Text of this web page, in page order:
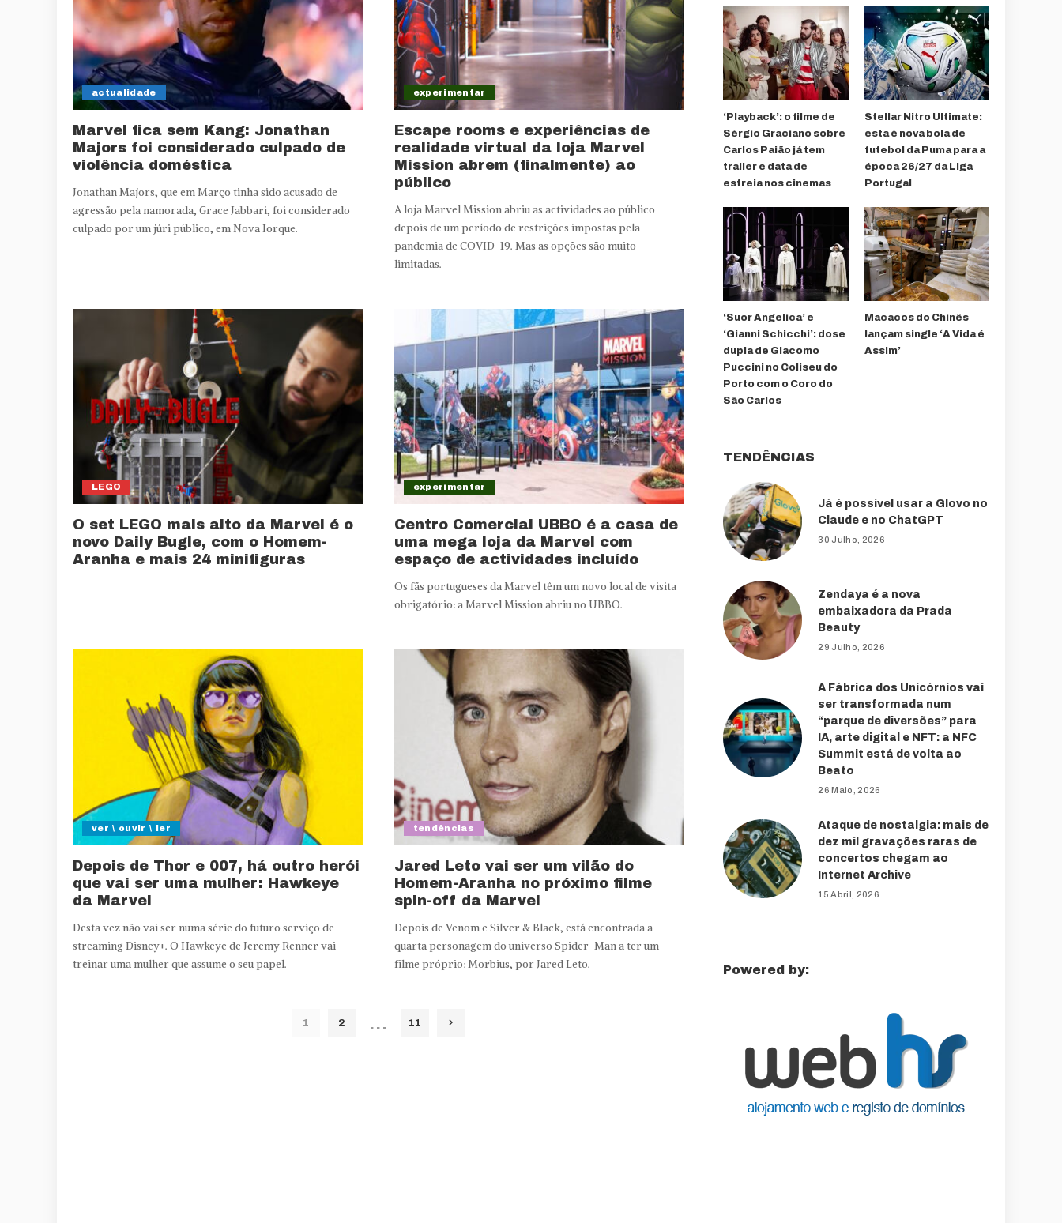
actualidade
Marvel fica sem Kang: Jonathan
Majors foi considerado culpado de
violência doméstica
Jonathan Majors, que em Março tinha sido acusado de
agressão pela namorada, Grace Jabbari, foi considerado
culpado por um júri público, em Nova Iorque.
experimentar
Escape rooms e experiências de
realidade virtual da loja Marvel
Mission abrem (finalmente) ao
público
A loja Marvel Mission abriu as actividades ao público
depois de um período de restrições impostas pela
pandemia de COVID-19. Mas as opções são muito
limitadas.
LEGO
O set LEGO mais alto da Marvel é o
novo Daily Bugle, com o Homem-
Aranha e mais 24 minifiguras
experimentar
Centro Comercial UBBO é a casa de
uma mega loja da Marvel com
espaço de actividades incluído
Os fãs portugueses da Marvel têm um novo local de visita
obrigatório: a Marvel Mission abriu no UBBO.
ver \ ouvir \ ler
Depois de Thor e 007, há outro herói
que vai ser uma mulher: Hawkeye
da Marvel
Desta vez não vai ser numa série do futuro serviço de
streaming Disney+. O Hawkeye de Jeremy Renner vai
treinar uma mulher que assume o seu papel.
tendências
Jared Leto vai ser um vilão do
Homem-Aranha no próximo filme
spin-off da Marvel
Depois de Venom e Silver & Black, está encontrada a
quarta personagem do universo Spider-Man a ter um
filme próprio: Morbius, por Jared Leto.
1 2 … 11
‘Playback’: o filme de
Sérgio Graciano sobre
Carlos Paião já tem
trailer e data de
estreia nos cinemas
Stellar Nitro Ultimate:
esta é nova bola de
futebol da Puma para a
época 26/27 da Liga
Portugal
‘Suor Angelica’ e
‘Gianni Schicchi’: dose
dupla de Giacomo
Puccini no Coliseu do
Porto com o Coro do
São Carlos
Macacos do Chinês
lançam single ‘A Vida é
Assim’
TENDÊNCIAS
Já é possível usar a Glovo no
Claude e no ChatGPT
30 Julho, 2026
Zendaya é a nova
embaixadora da Prada
Beauty
29 Julho, 2026
A Fábrica dos Unicórnios vai
ser transformada num
“parque de diversões” para
IA, arte digital e NFT: a NFC
Summit está de volta ao
Beato
26 Maio, 2026
Ataque de nostalgia: mais de
dez mil gravações raras de
concertos chegam ao
Internet Archive
15 Abril, 2026
Powered by: